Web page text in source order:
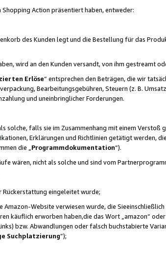
Action präsentiert haben, entweder:
des Kunden legt und die Bestellung für das
wird an den Kunden versandt, von ihm gestreamt
Erlöse“ entsprechen den Beträgen, die wir
Bearbeitungsgebühren, Steuern (z. B.
und uneinbringlicher Forderungen.
solche, falls sie im Zusammenhang mit einem Verstoß
Erklärungen und Richtlinien getätigt werden,
die „ Programmdokumentation“).
wären, nicht als solche und sind vom
Rückerstattung eingeleitet wurde;
Website verwiesen wurde, die
käuflich erworben haben,die das Wort „amazon“
bzw. Abwandlungen oder falsch buchstabierte
Suchplatzierung”);